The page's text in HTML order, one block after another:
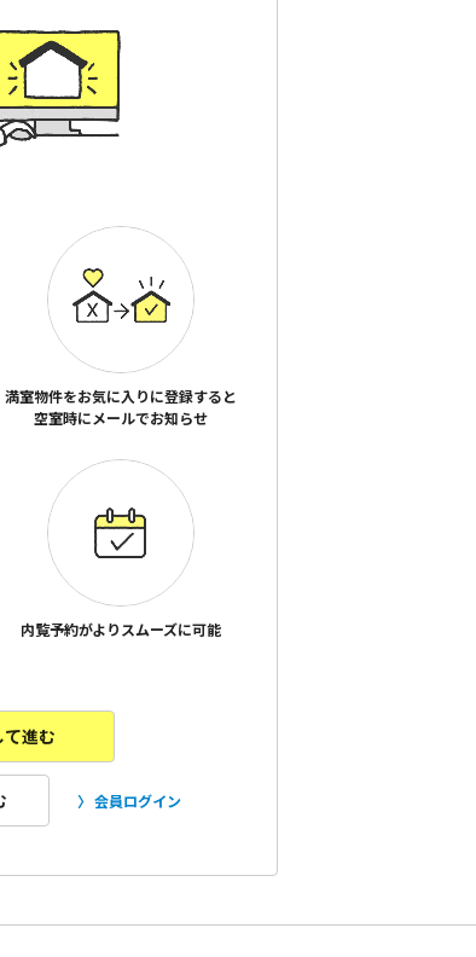
満室物件をお気に入りに登録すると
空室時にメールでお知らせ
内覧予約がよりスムーズに可能
進む
会員ログイン